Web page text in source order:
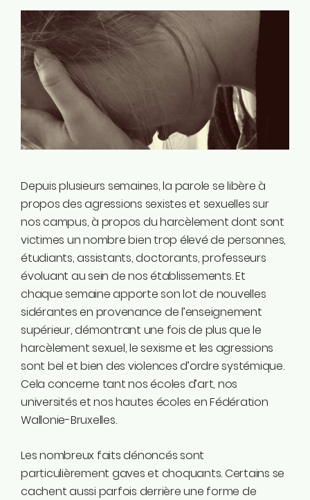
ME SUIVRE
Facebook
Instagram
Linkedin
Tiktok
Twitter
Youtube
ME CONTACTER
Rodrigue Demeuse
12/51 Avenue de Batta
4500 Huy
Téléphone
0494/90.59.19
Email
rodrigue.demeuse@ecolo.be
Depuis plusieurs semaines, la parole se libère à
propos des agressions sexistes et sexuelles sur
nos campus, à propos du harcèlement dont sont
victimes un nombre bien trop élevé de personnes,
étudiants, assistants, doctorants, professeurs
évoluant au sein de nos établissements. Et
chaque semaine apporte son lot de nouvelles
sidérantes en provenance de l’enseignement
supérieur, démontrant une fois de plus que le
harcèlement sexuel, le sexisme et les agressions
sont bel et bien des violences d’ordre systémique.
Cela concerne tant nos écoles d’art, nos
universités et nos hautes écoles en Fédération
Wallonie-Bruxelles.
Les nombreux faits dénoncés sont
particulièrement gaves et choquants. Certains se
cachent aussi parfois derrière une forme de